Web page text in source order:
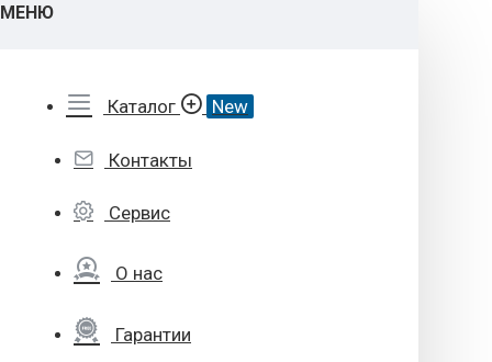
МЕНЮ
Каталог New
Контакты
Сервис
О нас
Гарантии